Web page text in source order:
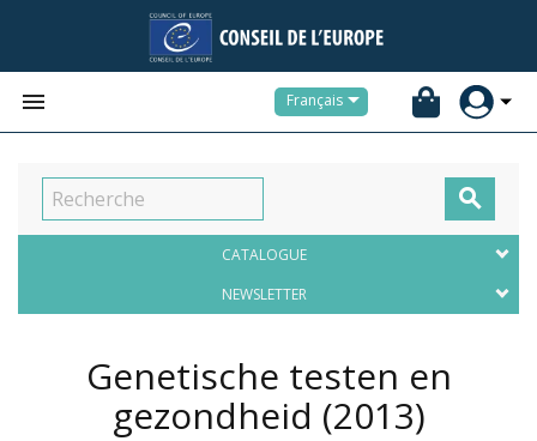
 Français

CATALOGUE
NEWSLETTER
Genetische testen en
gezondheid (2013)